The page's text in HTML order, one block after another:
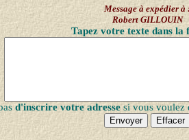
Message à expédier à
Robert GILLOUIN
Tapez votre texte dans la
d'inscrire votre adressesi vous voulez